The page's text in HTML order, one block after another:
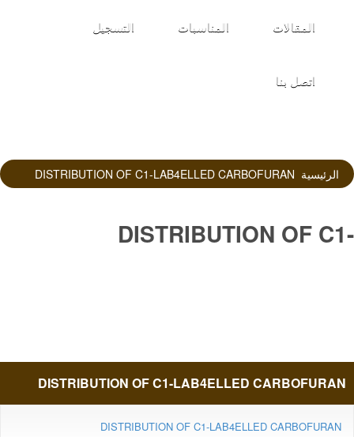
المقالات المناسبات التسجيل
اتصل بنا
الرئيسية
DISTRIBUTION OF C1-
DISTRIBUTION OF C1-LAB4ELLED CARBOFURAN
DISTRIBUTION OF C1-LAB4ELLED CARBOFURAN